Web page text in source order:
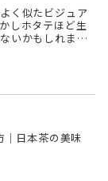
く似たビジュア
しホタテほど生
いかもしれませ
｜日本茶の美味